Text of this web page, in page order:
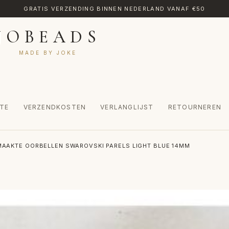
GRATIS VERZENDING BINNEN NEDERLAND VANAF €50
MADE BY JOKE
VERZENDKOSTEN VERLANGLIJST RETOURNEREN
MIJN ACCOUNT RETOURNEREN TRANSLATE VERLANGLIJST
OORBELLEN SWAROVSKI PARELS LIGHT BLUE 14MM